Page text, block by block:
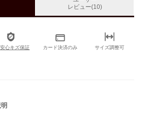
レビュー(10)
安心キズ保証 カード決済のみ サイズ調整可